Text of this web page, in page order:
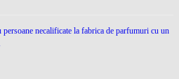
persoane necalificate la fabrica de parfumuri cu un